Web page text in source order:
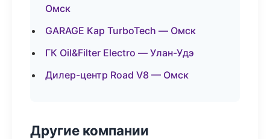
Омск
GARAGE Кар TurboTech — Омск
ГК Oil&Filter Electro — Улан-Удэ
Дилер-центр Road V8 — Омск
Другие компании